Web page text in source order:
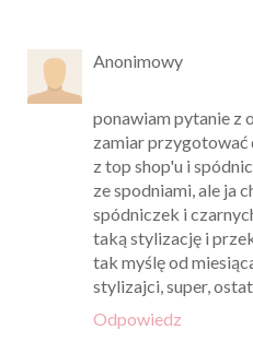
Anonimowy
ponawiam pytanie z
zamiar przygotować
z top shop'u i
ze spodniami, ale ja
spódniczek i
taką stylizację i
tak myślę od
stylizajci, super,
Odpowiedz